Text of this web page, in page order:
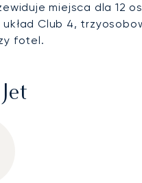
miejsca dla 12
Club 4,
fotel.